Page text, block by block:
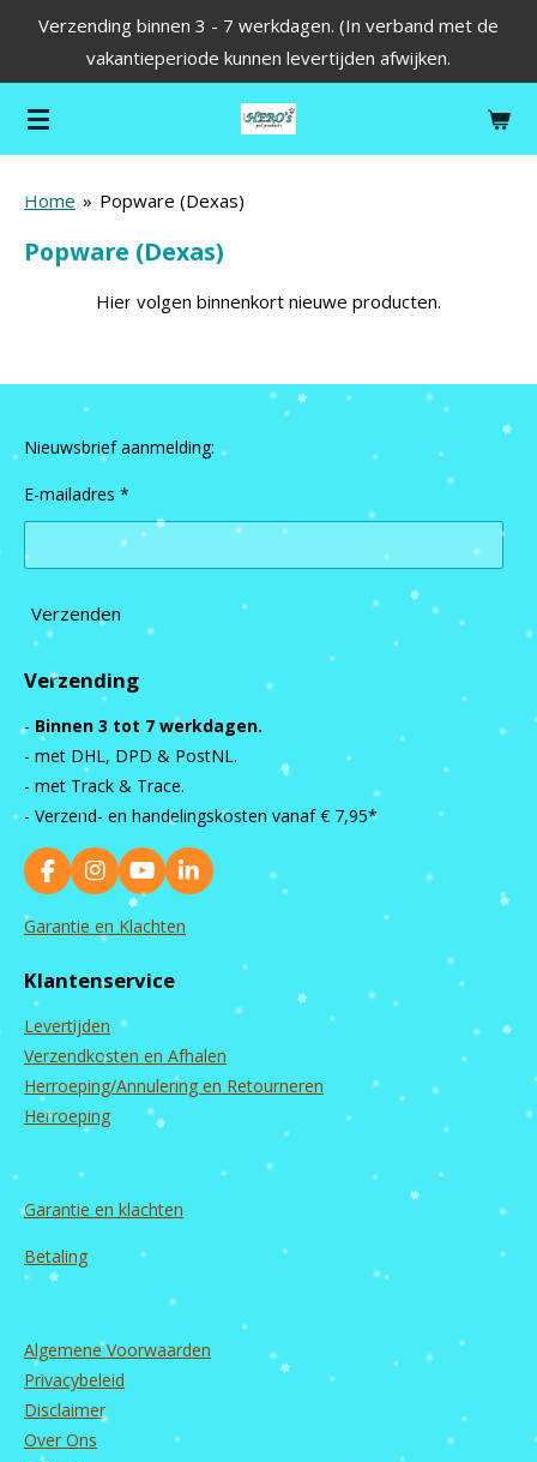
de
hoofdinhoud
Verzending binnen 3 - 7 werkdagen. (In verband met de
vakantieperiode kunnen levertijden afwijken.
Home » Popware (Dexas)
Popware (Dexas)
Hier volgen binnenkort nieuwe producten.
Nieuwsbrief aanmelding:
E-mailadres *
Verzenden
Verzending
- Binnen 3 tot 7 werkdagen.
- met DHL, DPD & PostNL.
- met Track & Trace.
- Verzend- en handelingskosten vanaf € 7,95*
F
a
c
o
k
I
n
s
t
g
a
m
Y
o
u
b
L
i
Garantie en Klachten
Klantenservice
Levertijden
Verzendkosten en Afhalen
Herroeping/Annulering en Retourneren
Herroeping
Garantie en klachten
Betaling
Algemene Voorwaarden
Privacybeleid
Disclaimer
Over Ons